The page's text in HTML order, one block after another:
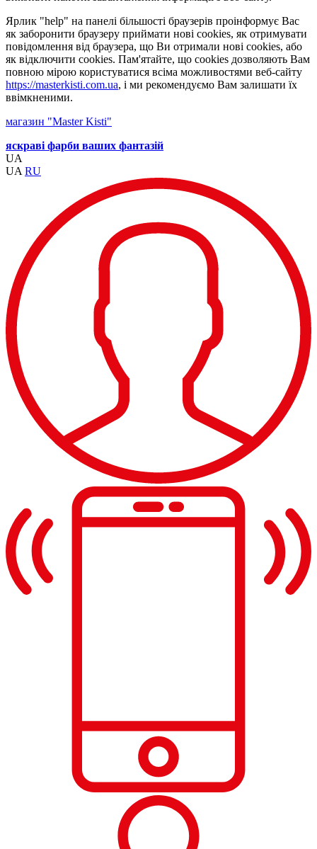
Ярлик "help" на панелі більшості браузерів проінформує Вас
як заборонити браузеру приймати нові cookies, як отримувати
повідомлення від браузера, що Ви отримали нові cookies, або
як відключити cookies. Пам'ятайте, що cookies дозволяють Вам
повною мірою користуватися всіма можливостями веб-сайту
https://masterkisti.com.ua, і ми рекомендуємо Вам залишати їх
ввімкненими.
магазин "Master Kisti"
яскраві фарби ваших фантазій
UA
UA RU